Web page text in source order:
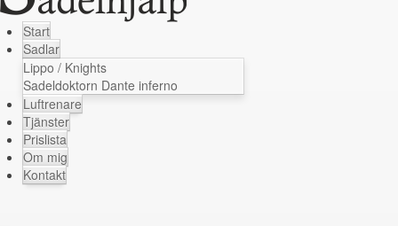
Start
Sadlar
Lippo / Knights
Sadeldoktorn Dante inferno
Luftrenare
Tjänster
Prislista
Om mig
Kontakt